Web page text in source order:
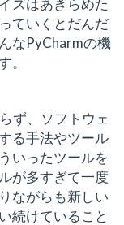
ズはあきらめた
ていくとだんだ
なPyCharmの機
。
ず、ソフトウェ
る手法やツール
いったツールを
が多すぎて一度
ながらも新しい
続けていること